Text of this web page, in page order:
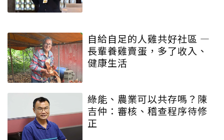
自給自足的人雞共好社區 ―
長輩養雞賣蛋，多了收入、
健康生活
綠能、農業可以共存嗎？陳
吉仲：審核、稽查程序待修
正